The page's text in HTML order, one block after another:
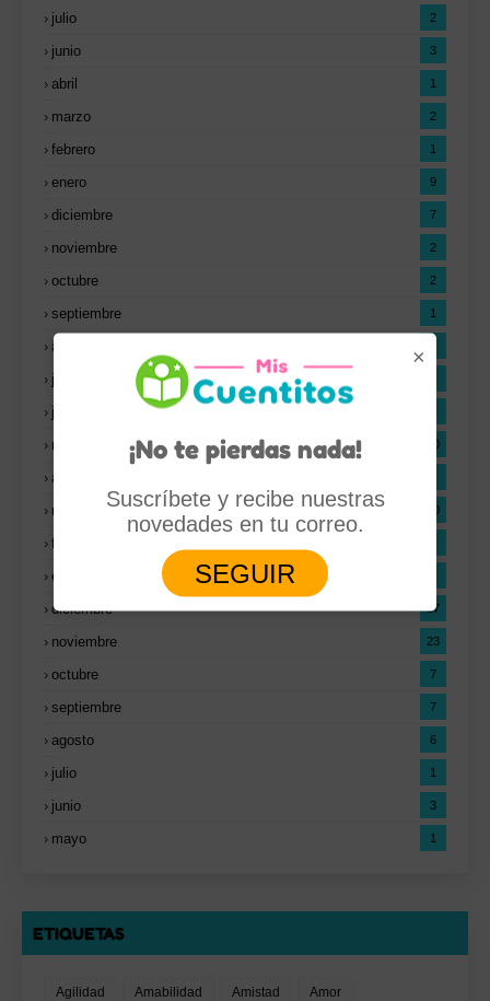
julio 2
junio 3
abril 1
marzo 2
febrero 1
enero 9
diciembre 7
noviembre 2
octubre 2
septiembre 1
agosto
julio
junio
mayo 10
abril
marzo 10
febrero
enero
diciembre 17
noviembre 23
octubre 7
septiembre 7
agosto 6
julio 1
junio 3
mayo 1
ETIQUETAS
Agilidad Amabilidad Amistad Amor
×
¡No te pierdas nada!
Suscríbete y recibe nuestras
novedades en tu correo.
SEGUIR